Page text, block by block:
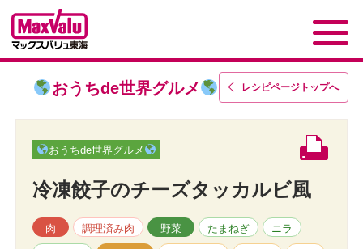
レシピページトップへ
おうちde世界グルメ
おうちde世界グルメ
冷凍餃子のチーズタッカルビ風
肉 調理済み肉 野菜 たまねぎ ニラ